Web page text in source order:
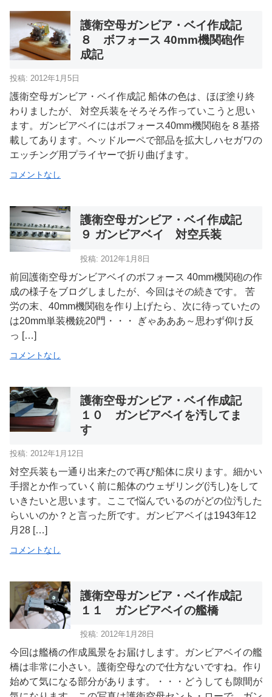
護衛空母ガンビア・ベイ作成記
８ ボフォース 40mm機関砲作
成記
投稿: 2012年1月5日
護衛空母ガンビア・ベイ作成記 船体の色は、ほぼ塗り終
わりましたが、 対空兵装をそろそろ作っていこうと思い
ます。ガンビアベイにはボフォース40mm機関砲を８基搭
載してあります。ヘッドルーペで部品を拡大しハセガワの
エッチング用プライヤーで折り曲げます。
コメントなし
護衛空母ガンビア・ベイ作成記
９ ガンビアベイ 対空兵装
投稿: 2012年1月8日
前回護衛空母ガンビアベイのボフォース 40mm機関砲の作
成の様子をブログしましたが、今回はその続きです。 苦
労の末、40mm機関砲を作り上げたら、次に待っていたの
は20mm単装機銃20門・・・ ぎゃあああ～思わず仰け反
っ […]
コメントなし
護衛空母ガンビア・ベイ作成記
１０ ガンビアベイを汚してま
す
投稿: 2012年1月12日
対空兵装も一通り出来たので再び船体に戻ります。細かい
手摺とか作っていく前に船体のウェザリング(汚し)をして
いきたいと思います。ここで悩んでいるのがどの位汚した
らいいのか？と言った所です。ガンビアベイは1943年12
月28 […]
コメントなし
護衛空母ガンビア・ベイ作成記
１１ ガンビアベイの艦橋
投稿: 2012年1月28日
今回は艦橋の作成風景をお届けします。ガンビアベイの艦
橋は非常に小さい。護衛空母なので仕方ないですね。作り
始めて気になる部分があります。・・・どうしても隙間が